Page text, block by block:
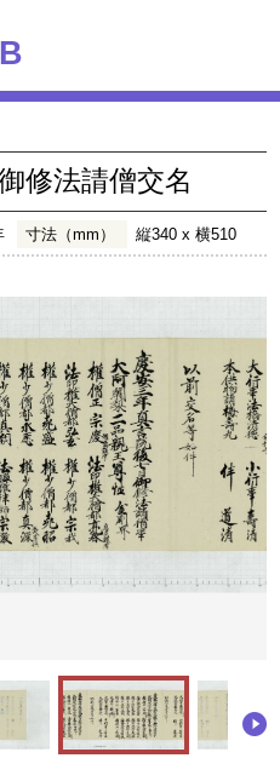
修法請僧交名
寸法（mm） 縦340 x 横510